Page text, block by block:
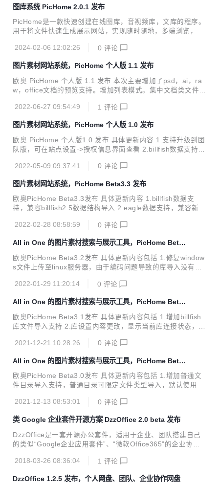
库生成展示网站。支持 Eagle 库的颜色，标签，描述，评分等
信息。 3、指定 Billfish 库目录，自动将 Billfish 库生成展示网
站。支持 Billfish 库的颜色，标签，描述，评分等信息。 4、
序，可以将网盘内容自动生成展示网站。支持...
图库系统 PicHome 2.0.1 发布
PicHome是一款快速创建在线图库，音视频库，文库的程序。
用于将文件快速生成展示网站，实现随时随地，多端浏览，多
根据目录结构生成展示网站。支持添加颜色，标签，描述，评
站。支持Eagle库的颜色，标签，描述，评分等信息。 3、指
定Billfish库目录，自动将Billfish库生成展示网站。支持Billfish
库的颜色，标签，描述，评分等信息。 4、自带网盘功能，是
自动生成展示网站。支持添加颜色，标签，描述，评分等...
2024-02-06 12:02:26 0 评论
图片素材网站系统，PicHome 个人版 1.1 发布
欧奥 PicHome 个人版 1.1 发布 本次主要增加了psd，ai，ra
w，office文档的预览支持。增加列表模式。集中文档类文件展
缩略图转换开关，站点设置增加存储位置设置，存储位置目前
开启关闭，将控制普通目录图片类文件缩略图和颜色信息获
取，支持GD和imagick两种设置，其中imagick将支持特殊格
式图片缩略图获取， 包括并不限于ai、psd等格式，具体支持
闭，将控制普通目录音视频类文件缩略图和信息获取，支持
2022-06-27 09:54:49 1 评论
图片素材网站系统，PicHome 个人版 1.0 发布
欧奥 PicHome 个人版1.0 发布 具体更新内容 1.支持升级到团
队版，可在站点设置->授权信息界面查看 2.billfish数据支持，
eagle数据支持，修复eagle导入更新数据时目录数据异常问题
示异常问题 5.普通目录数据支持，整体修改导入逻辑，修复导
入错误，提升导入效率 6.优化导入体验，导入增加部分错误提
示，修复导入时删除库不断弹出弹窗的错误，以及导入类型提
示不匹配问题 7.导入增加校验更新，用于修复以往导入产生的
错误修正 7.修复删除库错误，...
2022-05-09 09:37:41 0 评论
图片素材网站系统，PicHome Beta3.3 发布
欧奥PicHome Beta3.3发布 具体更新内容 1.billfish数据支
持，兼容billfish2.5数据结构导入 2.eagle数据支持，兼容新旧
化效率，以及缩略图转换数字显示等问题修复 4.修复普通目录
径分割符不同导致文件导入累加式重复问题 5.库设置增加库名
称修改选项 6.修复页面标签未分类数据显示错误问题，修复单
一库时存在的筛选项不能正常显示问题 7.页面增加按eagle和
冗余数据 9.文件访问地...
2022-02-28 08:58:59 0 评论
All in One 的图片素材搜索与展示工具，PicHome Beta
3.2 发布
欧奥PicHome Beta3.2发布 具体更新内容包括 1.修复window
s文件上传至linux服务器，由于编码问题导致的库导入没有文
库的路径(即目录位置移动之后，库读取不到，可以设置为新
瀑布流展示时页面问题(此项对已生成过缩略图的不生效，需
重新导入库生成） 4.优化导入逻辑，当库在导入状态时，将会
自动执行导入文件，直至导入完成为止 5.修复eagle库注释显
除逻辑 8.其他已知bug修复 介绍 pic...
2022-01-29 11:20:14 0 评论
All in One 的图片素材搜索与展示工具，PicHome Beta
3.1 发布
欧奥PicHome Beta3.1发布 具体更新内容包括 1.增加billfish
库文件导入支持 2.库设置内容更改，显示当前库连接状态，断
化库设置在未导入之前也可对库进行管理操作 3.修复系统设置
常问题；不可用状态的库将不在列表页展示其内容 5.修复下载
时提示文件不存在的bug 6.优化删除逻辑，将更快清理冗余数
据 7.优化导入逻辑 8.优化访问效率 9.其他已知bug修复 介绍
询来自普通文件目录，Eagl...
2021-12-21 10:28:26 0 评论
All in One 的图片素材搜索与展示工具，PicHome Beta
3.0 发布
欧奥PicHome Beta3.0发布 具体更新内容包括 1.增加普通文
件目录导入支持，普通目录可限定文件类型导入，默认使用
根据需要自行更改。 2.支持选择或输入指定目录地址作为库；
录选择中默认屏蔽了一些由系统生成的无用目录，可在站点设
置=>导入设置中的“禁止导入目录”中更改。 3.普通目录支持部
分图片缩略图、颜色获取和部分音视频文件信息和缩略图获取
(注：格式可参考 站点设置”=>“导入设置”中的“允许导入文
件”；此功能pdf格式需有iamgick支持，linux下音视频需...
2021-12-13 08:53:01 0 评论
类 Google 企业套件开源方案 DzzOffice 2.0 beta 发布
DzzOffice是一套开源办公套件，适用于企业、团队搭建自己
的类似“Google企业应用套件”、“微软Office365”的企业协同
架后通过内部的应用市场根据需要选择安装。可单独使用一款
工具，那么只需要安装一个任务板应用，成员登录时会直接登
2018-03-26 08:36:04 1 评论
DzzOffice 1.2.5 发布，个人网盘、团队、企业协作网盘